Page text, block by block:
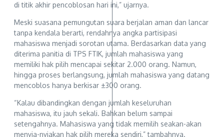
di titik akhir pencoblosan hari ini,” ujarnya.
Meski suasana pemungutan suara berjalan aman dan lancar
tanpa kendala berarti, rendahnya angka partisipasi
mahasiswa menjadi sorotan utama. Berdasarkan data yang
diterima panitia di TPS FTIK, jumlah mahasiswa yang
memiliki hak pilih mencapai sekitar 2.000 orang. Namun,
hingga proses berlangsung, jumlah mahasiswa yang datang
mencoblos hanya berkisar ±300 orang.
“Kalau dibandingkan dengan jumlah keseluruhan
mahasiswa, itu jauh sekali. Bahkan belum sampai
setengahnya. Mahasiswa yang tidak memilih seakan-akan
menyia-nyiakan hak pilih mereka sendiri,” tambahnya.